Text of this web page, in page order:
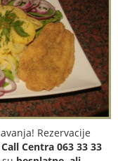
Rezervacije
Call Centra 063 33 33